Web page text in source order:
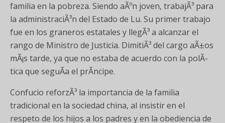
familia en la pobreza. Siendo aÃºn joven, trabajÃ³ para
la administraciÃ³n del Estado de Lu. Su primer trabajo
fue en los graneros estatales y llegÃ³ a alcanzar el
rango de Ministro de Justicia. DimitiÃ³ del cargo aÃ±os
mÃ¡s tarde, ya que no estaba de acuerdo con la polÃ­
tica que seguÃ­a el prÃ­ncipe.
Confucio reforzÃ³ la importancia de la familia
tradicional en la sociedad china, al insistir en el
respeto de los hijos a los padres y en la obediencia de